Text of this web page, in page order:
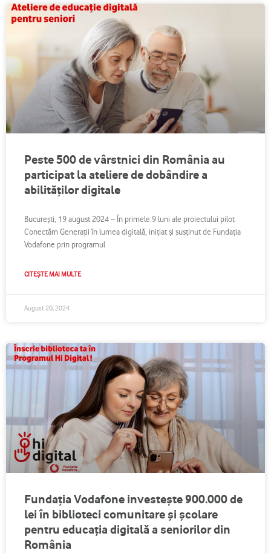
Peste 500 de vârstnici din România au
participat la ateliere de dobândire a
abilităților digitale
București, 19 august 2024 – În primele 9 luni ale proiectului pilot
Conectăm Generații în lumea digitală, inițiat și susținut de Fundația
Vodafone prin programul
CITEȘTE MAI MULTE
August 20, 2024
Fundația Vodafone investește 900.000 de
lei în biblioteci comunitare și școlare
pentru educația digitală a seniorilor din
România